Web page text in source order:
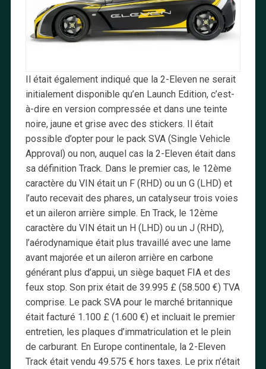
Il était également indiqué que la 2-Eleven ne serait
initialement disponible qu’en Launch Edition, c’est-
à-dire en version compressée et dans une teinte
noire, jaune et grise avec des stickers. Il était
possible d’opter pour le pack SVA (Single Vehicle
Approval) ou non, auquel cas la 2-Eleven était dans
sa définition Track. Dans le premier cas, le 12ème
caractère du VIN était un F (RHD) ou un G (LHD) et
l’auto recevait des phares, un catalyseur trois voies
et un aileron arrière simple. En Track, le 12ème
caractère du VIN était un H (LHD) ou un J (RHD),
l’aérodynamique était plus travaillé avec une lame
avant majorée et un aileron arrière en carbone
générant plus d’appui, un siège baquet FIA et des
feux stop. Son prix était de 39.995 £ (58.500 €) TVA
comprise. Le pack SVA pour le marché britannique
était facturé 1.100 £ (1.600 €) et incluait le premier
entretien, les plaques d’immatriculation et le plein
de carburant. En Europe continentale, la 2-Eleven
Track était vendu 49.575 € hors taxes. Le prix n’était